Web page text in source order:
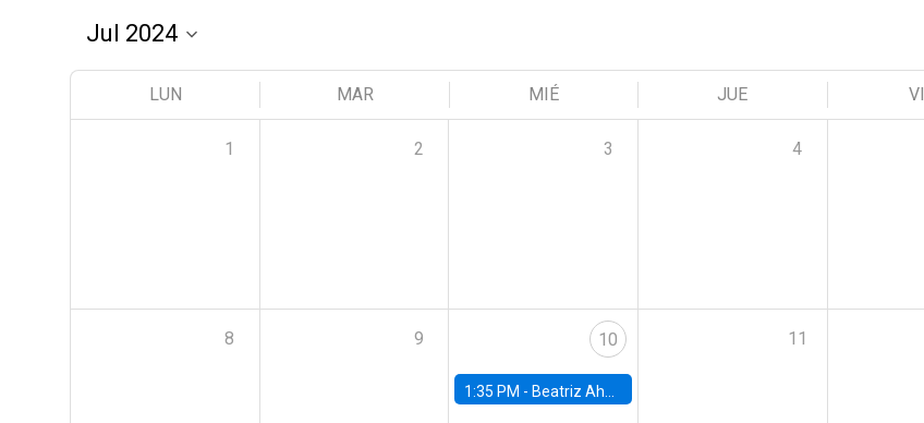
LUN MAR MIÉ JUE
1 2 3 4
8 9 10
1:35 PM - Beatriz Ahumada, PhD candidate, Universidad de Pittsburgh
11